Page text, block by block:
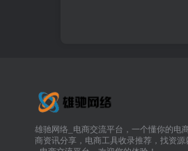
雄驰网络_电商交流平台，一个懂你的电
商资讯分享，电商工具收录推荐，找资源